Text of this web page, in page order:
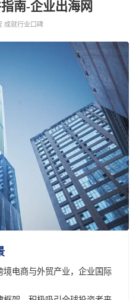
南-企业出海网
成就行业口碑
境电商与外贸产业，企业国际